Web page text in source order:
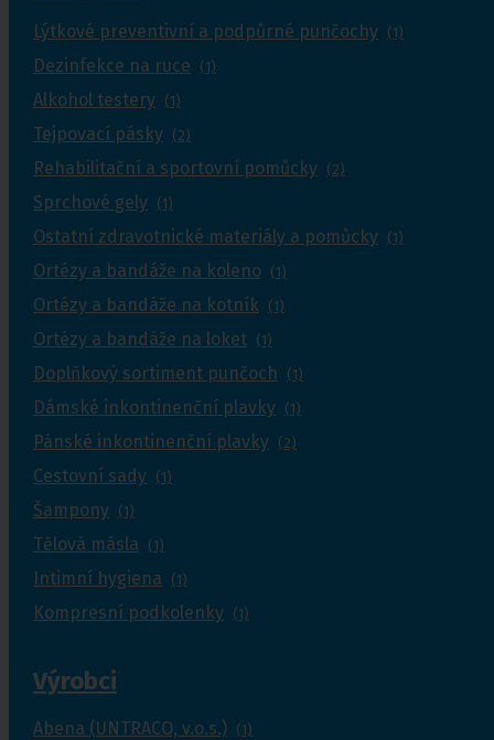
Lýtkové preventivní a podpůrné punčochy (1)
Dezinfekce na ruce (1)
Alkohol testery (1)
Tejpovací pásky (2)
Rehabilitační a sportovní pomůcky (2)
Sprchové gely (1)
Ostatní zdravotnické materiály a pomůcky (1)
Ortézy a bandáže na koleno (1)
Ortézy a bandáže na kotník (1)
Ortézy a bandáže na loket (1)
Doplňkový sortiment punčoch (1)
Dámské inkontinenční plavky (1)
Pánské inkontinenční plavky (2)
Cestovní sady (1)
Šampony (1)
Tělová másla (1)
Intimní hygiena (1)
Kompresní podkolenky (1)
Výrobci
Abena (UNTRACO, v.o.s.) (1)